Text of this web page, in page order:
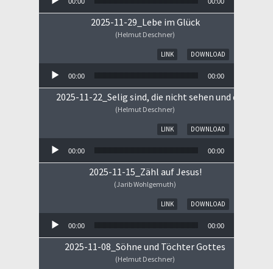
2025-11-29_Lebe im Glück
(Helmut Deschner)
DOWNLOAD
LINK
00:00 00:00
2025-11-22_Selig sind, die nicht sehen und doch
(Helmut Deschner)
DOWNLOAD
LINK
00:00 00:00
2025-11-15_Zähl auf Jesus!
(Jarib Wohlgemuth)
DOWNLOAD
LINK
00:00 00:00
2025-11-08_Söhne und Töchter Gottes
(Helmut Deschner)